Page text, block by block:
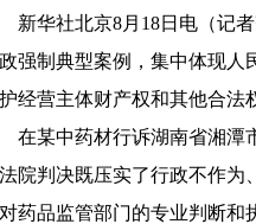
华社北京8月18日电（记者
强制典型案例，集中体现人
经营主体财产权和其他合法
某中药材行诉湖南省湘潭市
院判决既压实了行政不作为
药品监管部门的专业判断和